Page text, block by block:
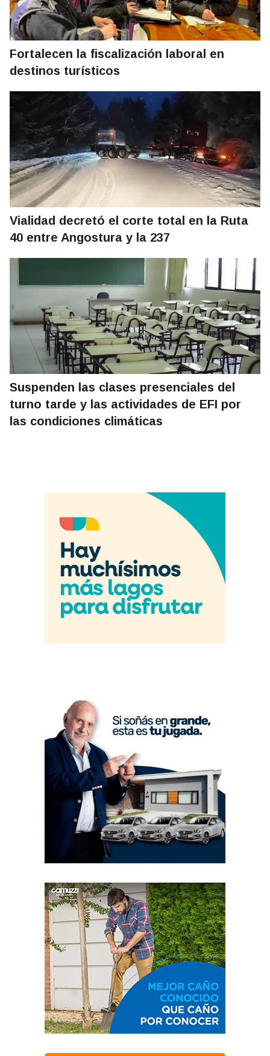
Fortalecen la fiscalización laboral en
destinos turísticos
Vialidad decretó el corte total en la Ruta
40 entre Angostura y la 237
Suspenden las clases presenciales del
turno tarde y las actividades de EFI por
las condiciones climáticas